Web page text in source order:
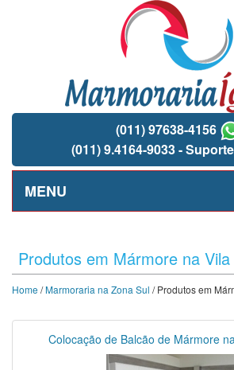
(011) 97638-4156
(011) 9.4164-9033 -
MENU
Produtos em Mármore na
Home /Marmoraria na Zona Sul / Produtos em
Colocação de Balcão de Mármore